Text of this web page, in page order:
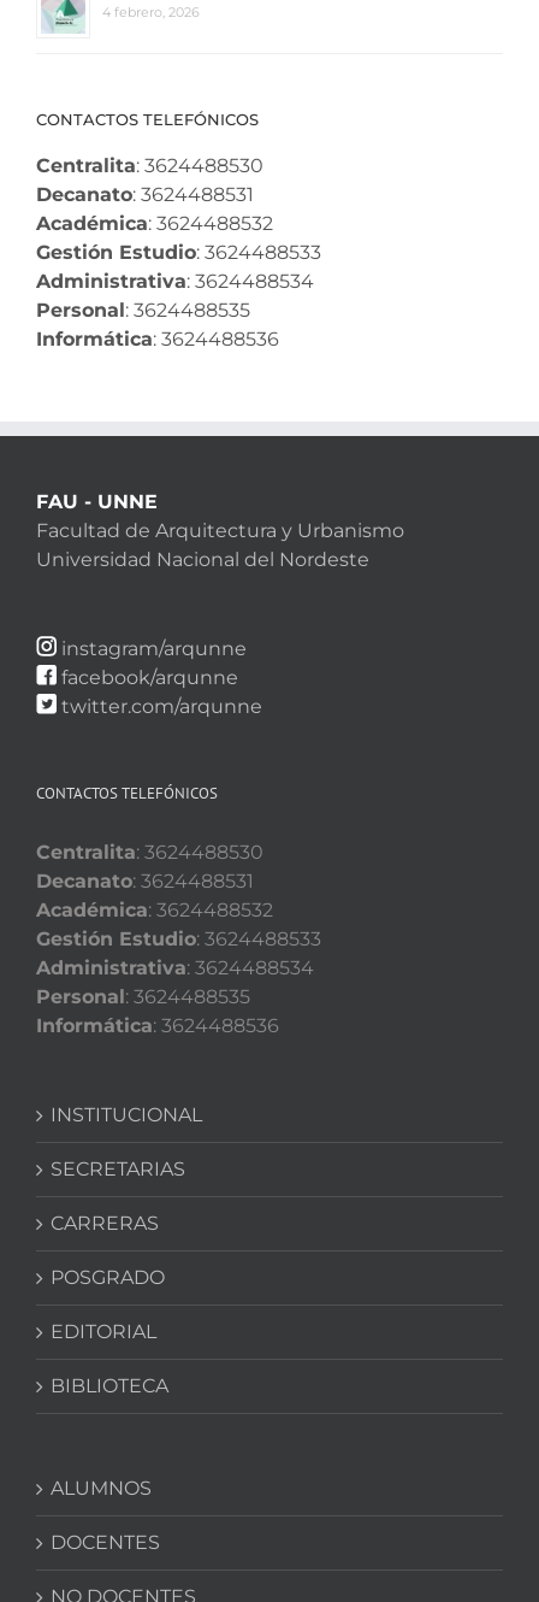
4 febrero, 2026
CONTACTOS TELEFÓNICOS
Centralita: 3624488530
Decanato: 3624488531
Académica: 3624488532
Gestión Estudio: 3624488533
Administrativa: 3624488534
Personal : 3624488535
Informática: 3624488536
FAU - UNNE
Facultad de Arquitectura y Urbanismo
Universidad Nacional del Nordeste
instagram/arqunne
facebook/arqunne
twitter.com/arqunne
CONTACTOS TELEFÓNICOS
Centralita: 3624488530
Decanato: 3624488531
Académica: 3624488532
Gestión Estudio: 3624488533
Administrativa: 3624488534
Personal : 3624488535
Informática: 3624488536
INSTITUCIONAL
SECRETARIAS
CARRERAS
POSGRADO
EDITORIAL
BIBLIOTECA
ALUMNOS
DOCENTES
NO DOCENTES